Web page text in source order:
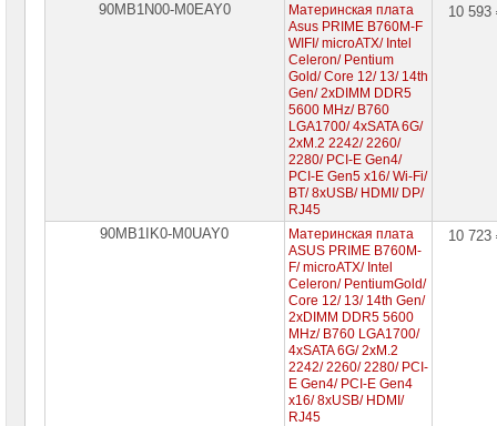
90MB1N00-M0EAY0
Материнская плата
Asus PRIME B760M-F
WIFI/ microATX/ Intel
Celeron/ Pentium
Gold/ Core 12/ 13/ 14th
Gen/ 2xDIMM DDR5
5600 MHz/ B760
LGA1700/ 4xSATA 6G/
2xM.2 2242/ 2260/
2280/ PCI-E Gen4/
PCI-E Gen5 x16/ Wi-Fi/
BT/ 8xUSB/ HDMI/ DP/
RJ45
10
90MB1IK0-M0UAY0
Материнская плата
ASUS PRIME B760M-
F/ microATX/ Intel
Celeron/ PentiumGold/
Core 12/ 13/ 14th Gen/
2xDIMM DDR5 5600
MHz/ B760 LGA1700/
4xSATA 6G/ 2xM.2
2242/ 2260/ 2280/ PCI-
E Gen4/ PCI-E Gen4
x16/ 8xUSB/ HDMI/
RJ45
10